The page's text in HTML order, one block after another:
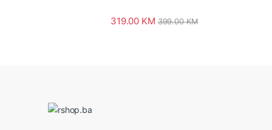
319.00 KM 399.00KM